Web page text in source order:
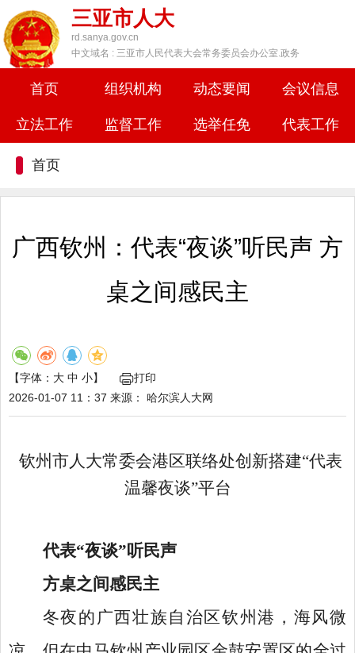
三亚市人大
rd.sanya.gov.cn
中文域名 : 三亚市人民代表大会常务委员会办公室.政务
首页 组织机构 动态要闻 会议信息
立法工作 监督工作 选举任免 代表工作
首页
广西钦州：代表“夜谈”听民声 方
桌之间感民主
【字体： 大 中 小】
打印
2026-01-07 11：37 来源： 哈尔滨人大网
钦州市人大常委会港区联络处创新搭建“代表
温馨夜谈”平台
代表“夜谈”听民声
方桌之间感民主
冬夜的广西壮族自治区钦州港，海风微